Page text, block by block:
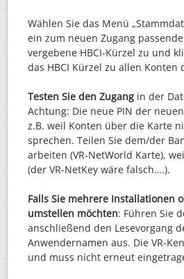
Wählen Sie das Menü
ein zum neuen Zugang
vergebene HBCI-Kürzel zu und
das HBCI Kürzel zu allen
Testen Sie den Zugang in der
Achtung: Die neue PIN der
z.B. weil Konten über die Karte
sprechen. Teilen Sie dem/der
arbeiten (VR-NetWorld Karte),
(der VR-NetKey wäre falsch….).
Falls Sie mehrere Installationen
umstellen möchten: Führen Sie
anschließend den Lesevorgang
Anwendernamen aus. Die VR-
und muss nicht erneut